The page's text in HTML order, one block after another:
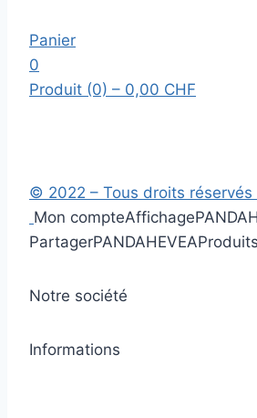
Panier
0
Produit (0) – 0,00 CHF
© 2022 – Tous droits réservés
Mon compteAffichage
PartagerPANDAHEVEAProduits
Notre société
Informations